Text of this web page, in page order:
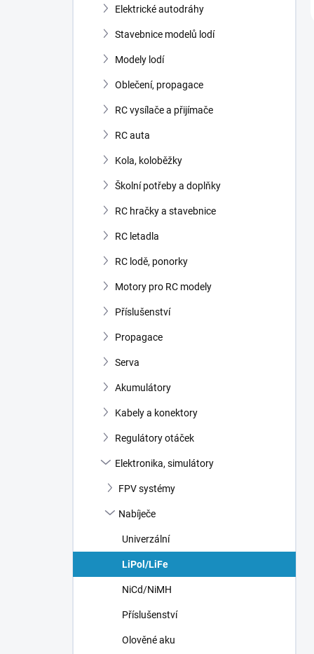
Elektrické autodráhy
Stavebnice modelů lodí
Modely lodí
Oblečení, propagace
RC vysílače a přijímače
RC auta
Kola, koloběžky
Školní potřeby a doplňky
RC hračky a stavebnice
RC letadla
RC lodě, ponorky
Motory pro RC modely
Příslušenství
Propagace
Serva
Akumulátory
Kabely a konektory
Regulátory otáček
Elektronika, simulátory
FPV systémy
Nabíječe
Univerzální
LiPol/LiFe
NiCd/NiMH
Příslušenství
Olověné aku